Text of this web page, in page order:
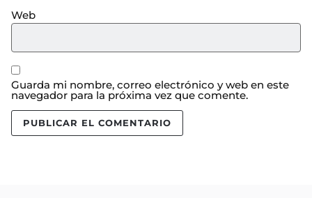
Web
Guarda mi nombre, correo electrónico y web en este
navegador para la próxima vez que comente.